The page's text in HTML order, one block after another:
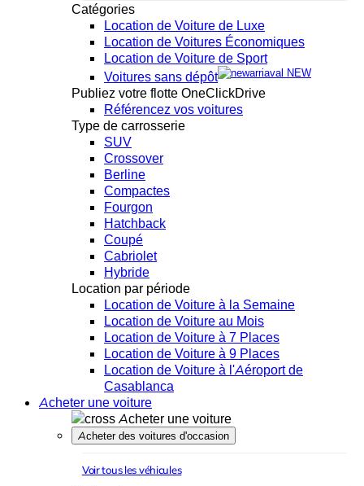
Catégories
Location de Voiture de Luxe
Location de Voitures Économiques
Location de Voiture de Sport
Voitures sans dépôt
NEW
Publiez votre flotte OneClickDrive
Référencez vos voitures
Type de carrosserie
SUV
Crossover
Berline
Compactes
Fourgon
Hatchback
Coupé
Cabriolet
Hybride
Location par période
Location de Voiture à la Semaine
Location de Voiture au Mois
Location de Voiture à 7 Places
Location de Voiture à 9 Places
Location de Voiture à l'Aéroport de
Casablanca
Acheter une voiture
Acheter une voiture
Acheter des voitures d'occasion
Voir tous les véhicules